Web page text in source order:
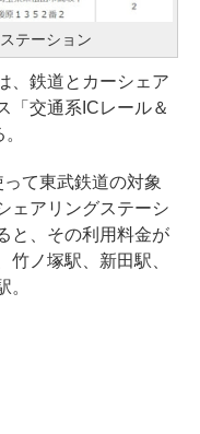
テーション
、鉄道とカーシェア
「交通系ICレール＆
て東武鉄道の対象
ェアリングステーシ
と、その利用料金が
ノ塚駅、新田駅、